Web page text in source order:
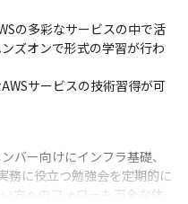
の多彩なサービスの中で活
ズオンで形式の学習が行わ
サービスの技術習得が可
バー向けにインフラ基礎、
務に役立つ勉強会を定期的に
方へのフォローも万全な体